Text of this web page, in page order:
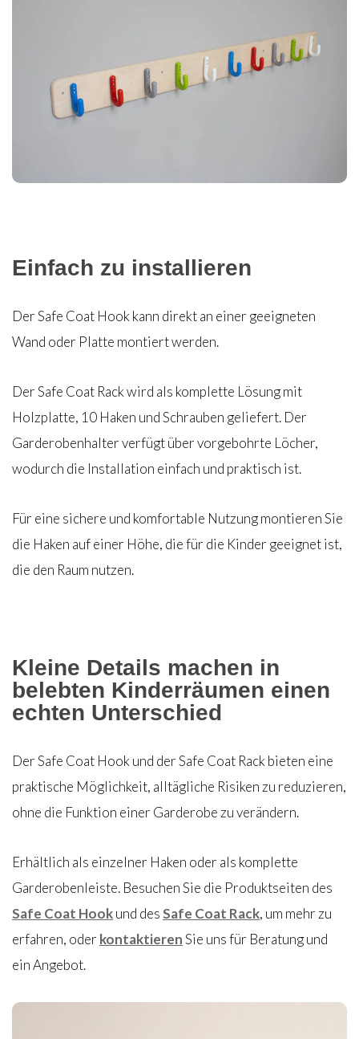
Einfach zu installieren
Der Safe Coat Hook kann direkt an einer geeigneten
Wand oder Platte montiert werden.
Der Safe Coat Rack wird als komplette Lösung mit
Holzplatte, 10 Haken und Schrauben geliefert. Der
Garderobenhalter verfügt über vorgebohrte Löcher,
wodurch die Installation einfach und praktisch ist.
Für eine sichere und komfortable Nutzung montieren Sie
die Haken auf einer Höhe, die für die Kinder geeignet ist,
die den Raum nutzen.
Kleine Details machen in
belebten Kinderräumen einen
echten Unterschied
Der Safe Coat Hook und der Safe Coat Rack bieten eine
praktische Möglichkeit, alltägliche Risiken zu reduzieren,
ohne die Funktion einer Garderobe zu verändern.
Erhältlich als einzelner Haken oder als komplette
Garderobenleiste. Besuchen Sie die Produktseiten des
Safe Coat Hookund desSafe Coat Rack, um mehr zu
erfahren, oder kontaktierenSie uns für Beratung und
ein Angebot.